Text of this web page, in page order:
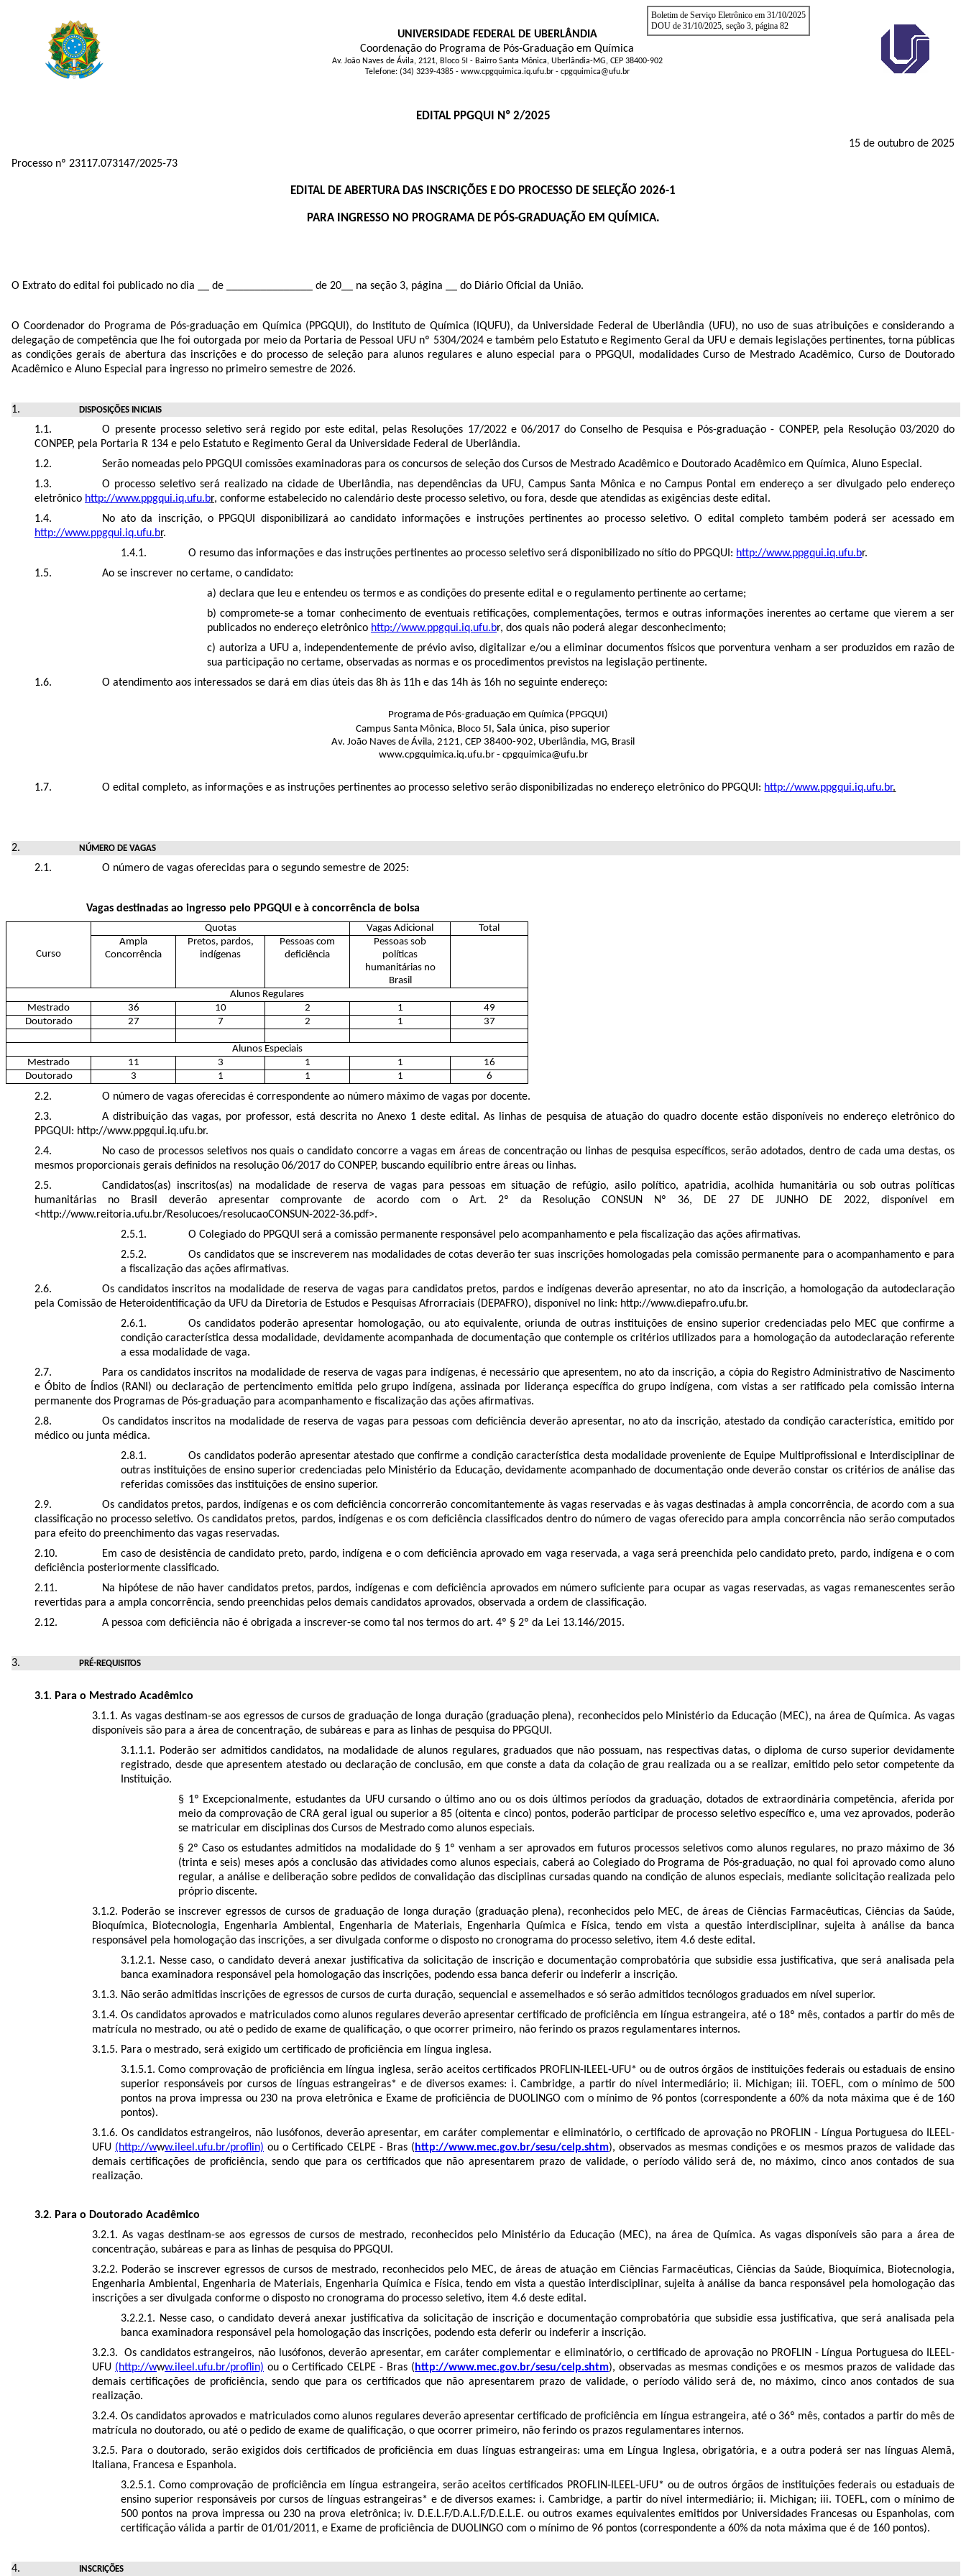
Boletim de Serviço Eletrônico em 31/10/2025
DOU de 31/10/2025, seção 3, página 82
UNIVERSIDADE FEDERAL DE UBERLÂNDIA
Coordenação do Programa de Pós-Graduação em Química
Av. João Naves de Ávila, 2121, Bloco 5I - Bairro Santa Mônica, Uberlândia-MG, CEP 38400-902
Telefone: (34) 3239-4385 - www.cpgquimica.iq.ufu.br - cpgquimica@ufu.br
EDITAL PPGQUI Nº 2/2025
15 de outubro de 2025
Processo nº 23117.073147/2025-73
EDITAL DE ABERTURA DAS INSCRIÇÕES E DO PROCESSO DE SELEÇÃO 2026-1
PARA INGRESSO NO PROGRAMA DE PÓS-GRADUAÇÃO EM QUÍMICA.
O Extrato do edital foi publicado no dia __ de _______________ de 20__ na seção 3, página __ do Diário Oficial da União.
O Coordenador do Programa de Pós-graduação em Química (PPGQUI), do Instituto de Química (IQUFU), da Universidade Federal de Uberlândia (UFU), no uso de suas atribuições e considerando a
delegação de competência que lhe foi outorgada por meio da Portaria de Pessoal UFU nº 5304/2024 e também pelo Estatuto e Regimento Geral da UFU e demais legislações pertinentes, torna públicas
as condições gerais de abertura das inscrições e do processo de seleção para alunos regulares e aluno especial para o PPGQUI, modalidades Curso de Mestrado Acadêmico, Curso de Doutorado
Acadêmico e Aluno Especial para ingresso no primeiro semestre de 2026.
DISPOSIÇÕES INICIAIS
O presente processo seletivo será regido por este edital, pelas Resoluções 17/2022 e 06/2017 do Conselho de Pesquisa e Pós-graduação - CONPEP, pela Resolução 03/2020 do
CONPEP, pela Portaria R 134 e pelo Estatuto e Regimento Geral da Universidade Federal de Uberlândia.
Serão nomeadas pelo PPGQUI comissões examinadoras para os concursos de seleção dos Cursos de Mestrado Acadêmico e Doutorado Acadêmico em Química, Aluno Especial.
O processo seletivo será realizado na cidade de Uberlândia, nas dependências da UFU, Campus Santa Mônica e no Campus Pontal em endereço a ser divulgado pelo endereço
eletrônico http://www.ppgqui.iq.ufu.br, conforme estabelecido no calendário deste processo seletivo, ou fora, desde que atendidas as exigências deste edital.
No ato da inscrição, o PPGQUI disponibilizará ao candidato informações e instruções pertinentes ao processo seletivo. O edital completo também poderá ser acessado em
http://www.ppgqui.iq.ufu.br.
O resumo das informações e das instruções pertinentes ao processo seletivo será disponibilizado no sítio do PPGQUI: http://www.ppgqui.iq.ufu.br.
Ao se inscrever no certame, o candidato:
a) declara que leu e entendeu os termos e as condições do presente edital e o regulamento pertinente ao certame;
b) compromete-se a tomar conhecimento de eventuais retiﬁcações, complementações, termos e outras informações inerentes ao certame que vierem a ser
publicados no endereço eletrônico http://www.ppgqui.iq.ufu.br, dos quais não poderá alegar desconhecimento;
c) autoriza a UFU a, independentemente de prévio aviso, digitalizar e/ou a eliminar documentos físicos que porventura venham a ser produzidos em razão de
sua participação no certame, observadas as normas e os procedimentos previstos na legislação pertinente.
O atendimento aos interessados se dará em dias úteis das 8h às 11h e das 14h às 16h no seguinte endereço:
Programa de Pós-graduação em Química (PPGQUI)
Campus Santa Mônica, Bloco 5I, Sala única, piso superior
Av. João Naves de Ávila, 2121, CEP 38400-902, Uberlândia, MG, Brasil
www.cpgquimica.iq.ufu.br - cpgquimica@ufu.br
O edital completo, as informações e as instruções pertinentes ao processo seletivo serão disponibilizadas no endereço eletrônico do PPGQUI: http://www.ppgqui.iq.ufu.br.
NÚMERO DEVAGAS
O número de vagas oferecidas para o segundo semestre de 2025:
Vagas destinadas ao ingresso pelo PPGQUI e à concorrência de bolsa
Curso
Quotas Vagas Adicional
Total
Ampla
Concorrência
Pretos, pardos,
indígenas
Pessoas com
deficiência
Pessoas sob
políticas
humanitárias no
Brasil
Alunos Regulares
Mestrado
36 10 2 1
49
Doutorado
27 7 2 1 37
Alunos Especiais
Mestrado
11 3 1 1
16
Doutorado
3 1 1 1 6
O número de vagas oferecidas é correspondente ao número máximo de vagas por docente.
A distribuição das vagas, por professor, está descrita no Anexo 1 deste edital. As linhas de pesquisa de atuação do quadro docente estão disponíveis no endereço eletrônico do
PPGQUI: http://www.ppgqui.iq.ufu.br.
No caso de processos seletivos nos quais o candidato concorre a vagas em áreas de concentração ou linhas de pesquisa específicos, serão adotados, dentro de cada uma destas, os
mesmos proporcionais gerais definidos na resolução 06/2017 do CONPEP, buscando equilíbrio entre áreas ou linhas.
Candidatos(as) inscritos(as) na modalidade de reserva de vagas para pessoas em situação de refúgio, asilo político, apatridia, acolhida humanitária ou sob outras políticas
humanitárias no Brasil deverão apresentar comprovante de acordo com o Art. 2º da Resolução CONSUN Nº 36, DE 27 DE JUNHO DE 2022, disponível em
<http://www.reitoria.ufu.br/Resolucoes/resolucaoCONSUN-2022-36.pdf>.
O Colegiado do PPGQUI será a comissão permanente responsável pelo acompanhamento e pela ﬁscalização das ações aﬁrmativas.
Os candidatos que se inscreverem nas modalidades de cotas deverão ter suas inscrições homologadas pela comissão permanente para o acompanhamento e para
a ﬁscalização das ações aﬁrmativas.
Os candidatos inscritos na modalidade de reserva de vagas para candidatos pretos, pardos e indígenas deverão apresentar, no ato da inscrição, a homologação da autodeclaração
pela Comissão de Heteroidentiﬁcação da UFU da Diretoria de Estudos e Pesquisas Afrorraciais (DEPAFRO), disponível no link: http://www.diepafro.ufu.br.
Os candidatos poderão apresentar homologação, ou ato equivalente, oriunda de outras instituições de ensino superior credenciadas pelo MEC que conﬁrme a
condição característica dessa modalidade, devidamente acompanhada de documentação que contemple os critérios utilizados para a homologação da autodeclaração referente
a essa modalidade de vaga.
Para os candidatos inscritos na modalidade de reserva de vagas para indígenas, é necessário que apresentem, no ato da inscrição, a cópia do Registro Administrativo de Nascimento
e Óbito de Índios (RANI) ou declaração de pertencimento emitida pelo grupo indígena, assinada por liderança especíﬁca do grupo indígena, com vistas a ser ratiﬁcado pela comissão interna
permanente dos Programas de Pós-graduação para acompanhamento e ﬁscalização das ações aﬁrmativas.
Os candidatos inscritos na modalidade de reserva de vagas para pessoas com deﬁciência deverão apresentar, no ato da inscrição, atestado da condição característica, emitido por
médico ou junta médica.
Os candidatos poderão apresentar atestado que conﬁrme a condição característica desta modalidade proveniente de Equipe Multiproﬁssional e Interdisciplinar de
outras instituições de ensino superior credenciadas pelo Ministério da Educação, devidamente acompanhado de documentação onde deverão constar os critérios de análise das
referidas comissões das instituições de ensino superior.
Os candidatos pretos, pardos, indígenas e os com deﬁciência concorrerão concomitantemente às vagas reservadas e às vagas destinadas à ampla concorrência, de acordo com a sua
classiﬁcação no processo seletivo. Os candidatos pretos, pardos, indígenas e os com deﬁciência classiﬁcados dentro do número de vagas oferecido para ampla concorrência não serão computados
para efeito do preenchimento das vagas reservadas.
Em caso de desistência de candidato preto, pardo, indígena e o com deﬁciência aprovado em vaga reservada, a vaga será preenchida pelo candidato preto, pardo, indígena e o com
deﬁciência posteriormente classiﬁcado.
Na hipótese de não haver candidatos pretos, pardos, indígenas e com deﬁciência aprovados em número suﬁciente para ocupar as vagas reservadas, as vagas remanescentes serão
revertidas para a ampla concorrência, sendo preenchidas pelos demais candidatos aprovados, observada a ordem de classiﬁcação.
A pessoa com deﬁciência não é obrigada a inscrever-se como tal nos termos do art. 4º § 2º da Lei 13.146/2015.
PRÉ-REQUISITOS
3.1. Para o Mestrado Acadêmico
3.1.1. As vagas destinam-se aos egressos de cursos de graduação de longa duração (graduação plena), reconhecidos pelo Ministério da Educação (MEC), na área de Química. As vagas
disponíveis são para a área de concentração, de subáreas e para as linhas de pesquisa do PPGQUI.
3.1.1.1. Poderão ser admitidos candidatos, na modalidade de alunos regulares, graduados que não possuam, nas respectivas datas, o diploma de curso superior devidamente
registrado, desde que apresentem atestado ou declaração de conclusão, em que conste a data da colação de grau realizada ou a se realizar, emitido pelo setor competente da
Instituição.
§ 1º Excepcionalmente, estudantes da UFU cursando o último ano ou os dois últimos períodos da graduação, dotados de extraordinária competência, aferida por
meio da comprovação de CRA geral igual ou superior a 85 (oitenta e cinco) pontos, poderão participar de processo seletivo específico e, uma vez aprovados, poderão
se matricular em disciplinas dos Cursos de Mestrado como alunos especiais.
§ 2º Caso os estudantes admitidos na modalidade do § 1º venham a ser aprovados em futuros processos seletivos como alunos regulares, no prazo máximo de 36
(trinta e seis) meses após a conclusão das atividades como alunos especiais, caberá ao Colegiado do Programa de Pós-graduação, no qual foi aprovado como aluno
regular, a análise e deliberação sobre pedidos de convalidação das disciplinas cursadas quando na condição de alunos especiais, mediante solicitação realizada pelo
próprio discente.
3.1.2. Poderão se inscrever egressos de cursos de graduação de longa duração (graduação plena), reconhecidos pelo MEC, de áreas de Ciências Farmacêuticas, Ciências da Saúde,
Bioquímica, Biotecnologia, Engenharia Ambiental, Engenharia de Materiais, Engenharia Química e Física, tendo em vista a questão interdisciplinar, sujeita à análise da banca
responsável pela homologação das inscrições, a ser divulgada conforme o disposto no cronograma do processo seletivo, item 4.6 deste edital.
3.1.2.1. Nesse caso, o candidato deverá anexar justiﬁcativa da solicitação de inscrição e documentação comprobatória que subsidie essa justiﬁcativa, que será analisada pela
banca examinadora responsável pela homologação das inscrições, podendo essa banca deferir ou indeferir a inscrição.
3.1.3. Não serão admitidas inscrições de egressos de cursos de curta duração, sequencial e assemelhados e só serão admitidos tecnólogos graduados em nível superior.
3.1.4. Os candidatos aprovados e matriculados como alunos regulares deverão apresentar certiﬁcado de proﬁciência em língua estrangeira, até o 18º mês, contados a partir do mês de
matrícula no mestrado, ou até o pedido de exame de qualiﬁcação, o que ocorrer primeiro, não ferindo os prazos regulamentares internos.
3.1.5. Para o mestrado, será exigido um certiﬁcado de proﬁciência em língua inglesa.
3.1.5.1. Como comprovação de proﬁciência em língua inglesa, serão aceitos certiﬁcados PROFLIN-ILEEL-UFU* ou de outros órgãos de instituições federais ou estaduais de ensino
superior responsáveis por cursos de línguas estrangeiras* e de diversos exames: i. Cambridge, a partir do nível intermediário; ii. Michigan; iii. TOEFL, com o mínimo de 500
pontos na prova impressa ou 230 na prova eletrônica e Exame de proficiência de DUOLINGO com o mínimo de 96 pontos (correspondente a 60% da nota máxima que é de 160
pontos).
3.1.6. Os candidatos estrangeiros, não lusófonos, deverão apresentar, em caráter complementar e eliminatório, o certiﬁcado de aprovação no PROFLIN - Língua Portuguesa do ILEEL-
UFU (http://www.ileel.ufu.br/proﬂin) ou o Certiﬁcado CELPE - Bras ( http://www.mec.gov.br/sesu/celp.shtm), observados as mesmas condições e os mesmos prazos de validade das
demais certiﬁcações de proﬁciência, sendo que para os certiﬁcados que não apresentarem prazo de validade, o período válido será de, no máximo, cinco anos contados de sua
realização.
3.2. Para o Doutorado Acadêmico
3.2.1. As vagas destinam-se aos egressos de cursos de mestrado, reconhecidos pelo Ministério da Educação (MEC), na área de Química. As vagas disponíveis são para a área de
concentração, subáreas e para as linhas de pesquisa do PPGQUI.
3.2.2. Poderão se inscrever egressos de cursos de mestrado, reconhecidos pelo MEC, de áreas de atuação em Ciências Farmacêuticas, Ciências da Saúde, Bioquímica, Biotecnologia,
Engenharia Ambiental, Engenharia de Materiais, Engenharia Química e Física, tendo em vista a questão interdisciplinar, sujeita à análise da banca responsável pela homologação das
inscrições a ser divulgada conforme o disposto no cronograma do processo seletivo, item 4.6 deste edital.
3.2.2.1. Nesse caso, o candidato deverá anexar justiﬁcativa da solicitação de inscrição e documentação comprobatória que subsidie essa justiﬁcativa, que será analisada pela
banca examinadora responsável pela homologação das inscrições, podendo esta deferir ou indeferir a inscrição.
3.2.3. Os candidatos estrangeiros, não lusófonos, deverão apresentar, em caráter complementar e eliminatório, o certiﬁcado de aprovação no PROFLIN - Língua Portuguesa do ILEEL-
UFU (http://www.ileel.ufu.br/proﬂin) ou o Certiﬁcado CELPE - Bras ( http://www.mec.gov.br/sesu/celp.shtm), observadas as mesmas condições e os mesmos prazos de validade das
demais certiﬁcações de proﬁciência, sendo que para os certiﬁcados que não apresentarem prazo de validade, o período válido será de, no máximo, cinco anos contados de sua
realização.
3.2.4. Os candidatos aprovados e matriculados como alunos regulares deverão apresentar certiﬁcado de proﬁciência em língua estrangeira, até o 36º mês, contados a partir do mês de
matrícula no doutorado, ou até o pedido de exame de qualiﬁcação, o que ocorrer primeiro, não ferindo os prazos regulamentares internos.
3.2.5. Para o doutorado, serão exigidos dois certiﬁcados de proﬁciência em duas línguas estrangeiras: uma em Língua Inglesa, obrigatória, e a outra poderá ser nas línguas Alemã,
Italiana, Francesa e Espanhola.
3.2.5.1. Como comprovação de proﬁciência em língua estrangeira, serão aceitos certiﬁcados PROFLIN-ILEEL-UFU* ou de outros órgãos de instituições federais ou estaduais de
ensino superior responsáveis por cursos de línguas estrangeiras* e de diversos exames: i. Cambridge, a partir do nível intermediário; ii. Michigan; iii. TOEFL, com o mínimo de
500 pontos na prova impressa ou 230 na prova eletrônica; iv. D.E.L.F/D.A.L.F/D.E.L.E. ou outros exames equivalentes emitidos por Universidades Francesas ou Espanholas, com
certiﬁcação válida a partir de 01/01/2011, e Exame de proficiência de DUOLINGO com o mínimo de 96 pontos (correspondente a 60% da nota máxima que é de 160 pontos).
INSCRIÇÕES